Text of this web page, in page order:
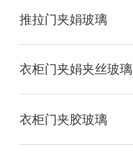
推拉门夹娟玻璃
衣柜门夹娟夹丝玻璃
衣柜门夹胶玻璃